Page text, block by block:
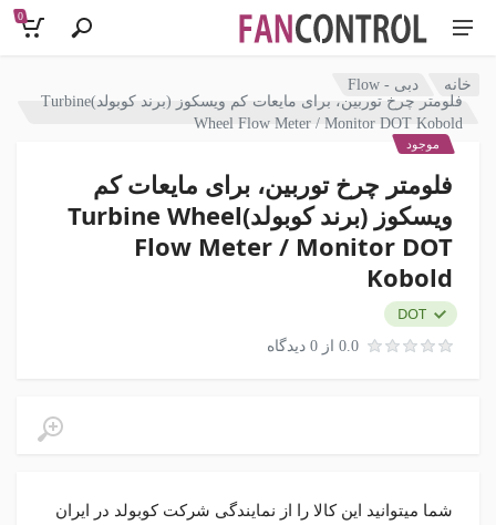
0
خانه
دبی - Flow
فلومتر چرخ توربین، برای مایعات کم ویسکوز (برند کوبولد)Turbine
Wheel Flow Meter / Monitor DOT Kobold
فلومتر چرخ توربین، برای مایعات کم
ویسکوز (برند کوبولد)Turbine Wheel
Flow Meter / Monitor DOT
Kobold
0.0 از 0 دیدگاه
DOT
شما میتوانید این کالا را از نمایندگی شرکت کوبولد در ایران
موجود